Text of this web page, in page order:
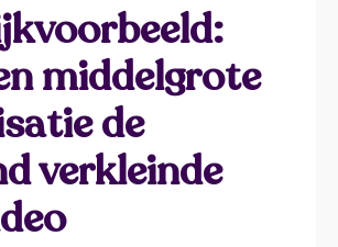
middelgrote
de
verkleinde